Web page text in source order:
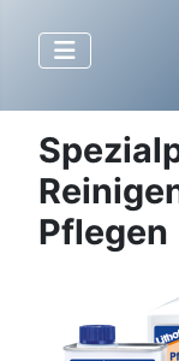
Pflegen